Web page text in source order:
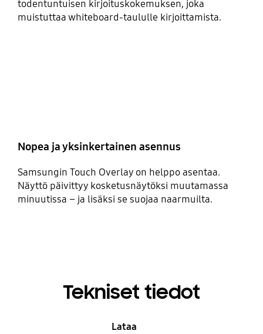
todentuntuisen kirjoituskokemuksen, joka
muistuttaa whiteboard-taululle kirjoittamista.
Nopea ja yksinkertainen asennus
Samsungin Touch Overlay on helppo asentaa.
Näyttö päivittyy kosketusnäytöksi muutamassa
minuutissa – ja lisäksi se suojaa naarmuilta.
Tekniset tiedot
Lataa